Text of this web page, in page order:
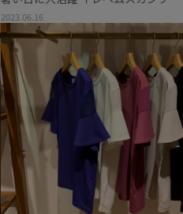
2023.06.16